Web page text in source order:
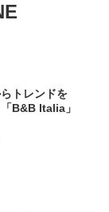
トレンドを
B&B Italia」